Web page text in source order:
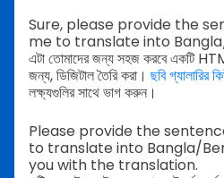
Sure, please provide the
me to translate into
এটা তোমাদের জন্য সহজ করবে একটি
জন্য, ডিজিটাল তৈরি করা। ছবি
লক্ষ্যগুলির সাথে ভাগ করুন।
Please provide the
to translate into Bangla/
you with the translation.